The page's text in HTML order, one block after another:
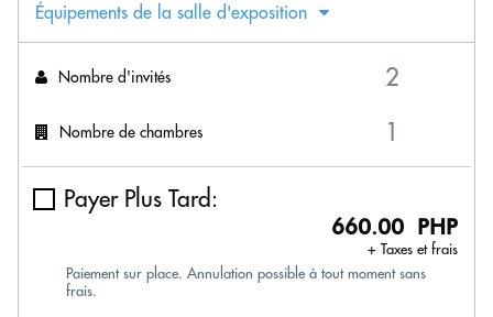
Équipements de la salle d'exposition
Nombre d'invités
Nombre de chambres
Payer Plus Tard:
660.00 PHP
+ Taxes et frais
Paiement sur place. Annulation possible à tout moment sans
frais.